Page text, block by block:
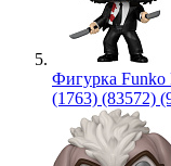
Фигурка Funko
(1763) (83572)